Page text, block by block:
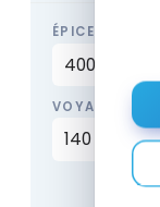
ÉPICERIE
VOYAGE